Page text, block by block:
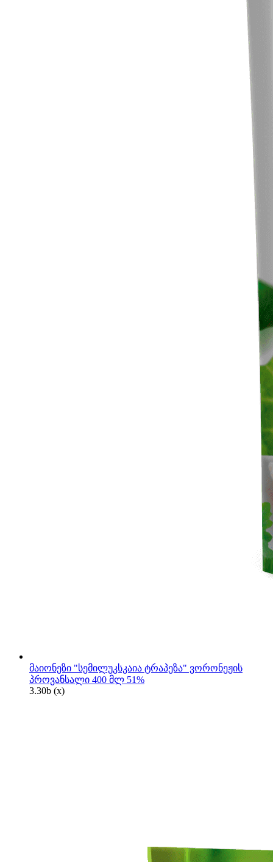
მაიონეზი "სემილუკსკაია ტრაპეზა" ვორონეჟის
პროვანსალი 400 მლ 51%
3.30b (x)